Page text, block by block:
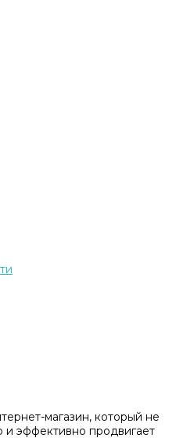
магазин, который не
и эффективно продвигает